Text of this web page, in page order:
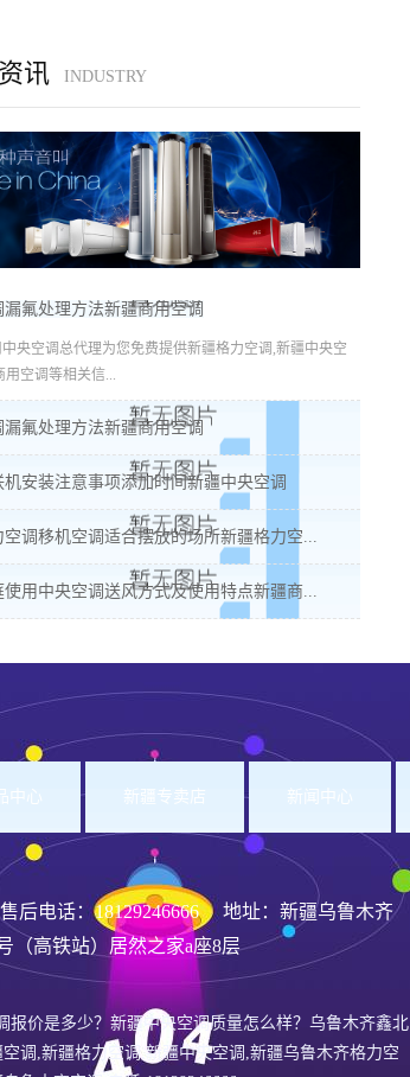
讯 INDUSTRY
漏氟处理方法新疆商用空调
央空调总代理为您免费提供新疆格力空调,新疆中央空
空调等相关信...
漏氟处理方法新疆商用空调
机安装注意事项添加时间新疆中央空调
空调移机空调适合摆放的场所新疆格力空...
使用中央空调送风方式及使用特点新疆商...
中心 新疆专卖店 新闻中心
后电话：18129246666 地址：新疆乌鲁木齐
（高铁站）居然之家a座8层
报价是多少？新疆中央空调质量怎么样？乌鲁木齐鑫北
空调,新疆格力空调,新疆中央空调,新疆乌鲁木齐格力空